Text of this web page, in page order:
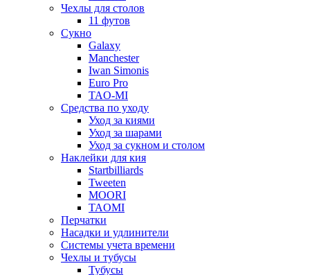
Чехлы для столов
11 футов
Сукно
Galaxy
Manchester
Iwan Simonis
Euro Pro
TAO-MI
Средства по уходу
Уход за киями
Уход за шарами
Уход за сукном и столом
Наклейки для кия
Startbilliards
Tweeten
MOORI
TAOMI
Перчатки
Насадки и удлинители
Системы учета времени
Чехлы и тубусы
Тубусы